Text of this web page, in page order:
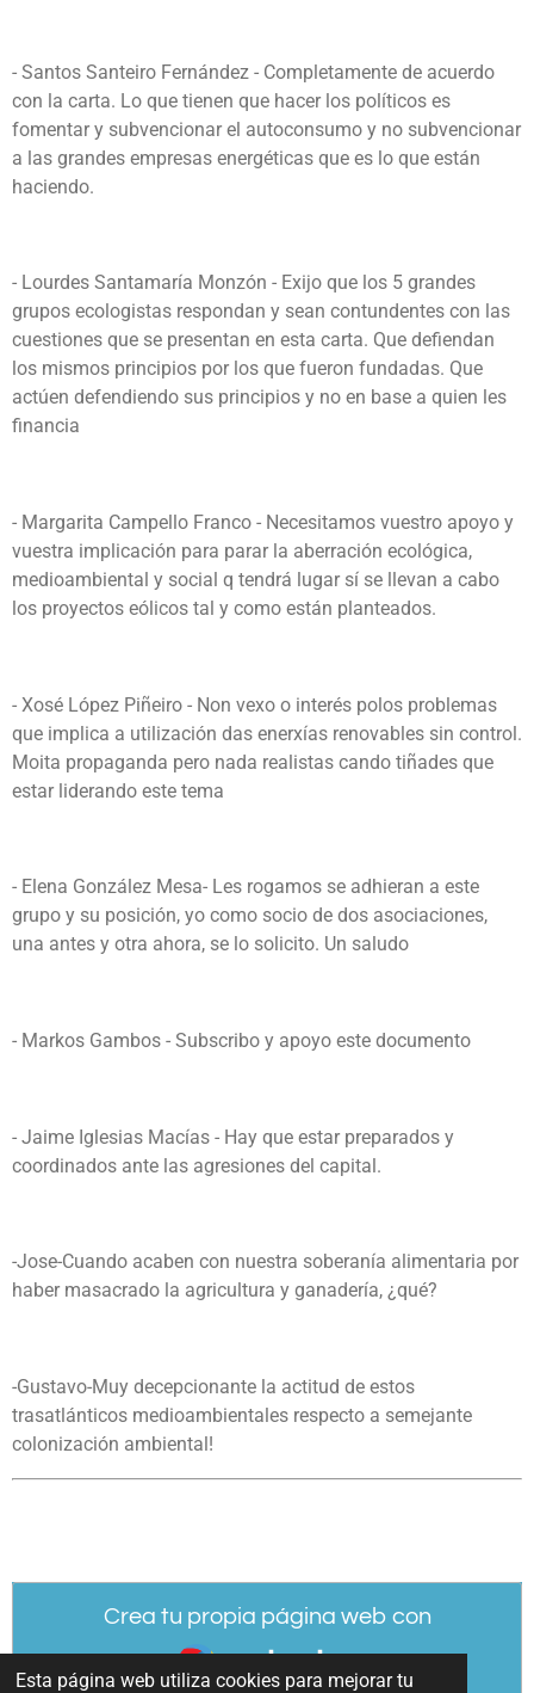
Esta página web utiliza cookies para mejorar tu
- Santos Santeiro Fernández - Completamente de acuerdo
con la carta. Lo que tienen que hacer los políticos es
fomentar y subvencionar el autoconsumo y no subvencionar
a las grandes empresas energéticas que es lo que están
haciendo.
- Lourdes Santamaría Monzón - Exijo que los 5 grandes
grupos ecologistas respondan y sean contundentes con las
cuestiones que se presentan en esta carta. Que defiendan
los mismos principios por los que fueron fundadas. Que
actúen defendiendo sus principios y no en base a quien les
financia
- Margarita Campello Franco - Necesitamos vuestro apoyo y
vuestra implicación para parar la aberración ecológica,
medioambiental y social q tendrá lugar sí se llevan a cabo
los proyectos eólicos tal y como están planteados.
- Xosé López Piñeiro - Non vexo o interés polos problemas
que implica a utilización das enerxías renovables sin control.
Moita propaganda pero nada realistas cando tiñades que
estar liderando este tema
- Elena González Mesa- Les rogamos se adhieran a este
grupo y su posición, yo como socio de dos asociaciones,
una antes y otra ahora, se lo solicito. Un saludo
- Markos Gambos - Subscribo y apoyo este documento
- Jaime Iglesias Macías - Hay que estar preparados y
coordinados ante las agresiones del capital.
-Jose-Cuando acaben con nuestra soberanía alimentaria por
haber masacrado la agricultura y ganadería, ¿qué?
-Gustavo-Muy decepcionante la actitud de estos
trasatlánticos medioambientales respecto a semejante
colonización ambiental!
Crea tu propia página web con
Webador